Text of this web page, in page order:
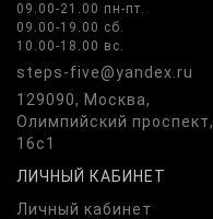
09.00-21.00 пн-пт.
09.00-19.00 сб.
10.00-18.00 вс.
steps-five@yandex.ru
129090, Москва,
Олимпийский проспект,
16с1
ЛИЧНЫЙ КАБИНЕТ
Личный кабинет